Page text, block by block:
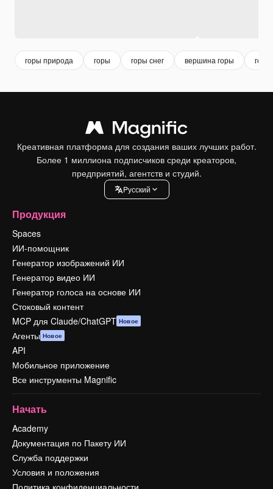
горы природа горы горы снег вершина горы горы
Креативная платформа для создания ваших лучших работ.
Более 1 миллиона подписчиков среди креаторов,
предприятий, агентств и студий.
Pусский
Продукция
Spaces
ИИ-помощник
Генератор изображений ИИ
Генератор видео ИИ
Генератор голоса на основе ИИ
Стоковый контент
MCP для Claude/ChatGPT Новое
Агенты Новое
API
Мобильное приложение
Все инструменты Magnific
Начать
Academy
Документация по Пакету ИИ
Служба поддержки
Условия и положения
Политика конфиденциальности